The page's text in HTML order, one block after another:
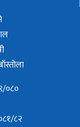
०८०
८२